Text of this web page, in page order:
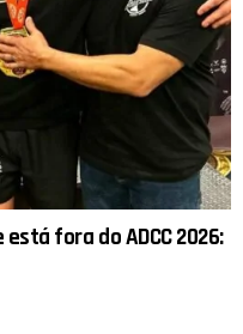
fora do ADCC 2026: